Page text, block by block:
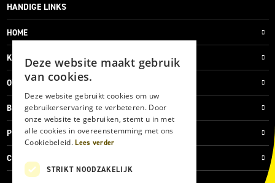
HANDIGE LINKS
HOME
KLANTENSERVICE
OVER ONS
BLOG
PRIVACYVERKLARING
COOKIES
Deze website maakt gebruik
van cookies.
Deze website gebruikt cookies om uw
gebruikerservaring te verbeteren. Door
onze website te gebruiken, stemt u in met
alle cookies in overeenstemming met ons
Cookiebeleid.Lees verder
STRIKT NOODZAKELIJK